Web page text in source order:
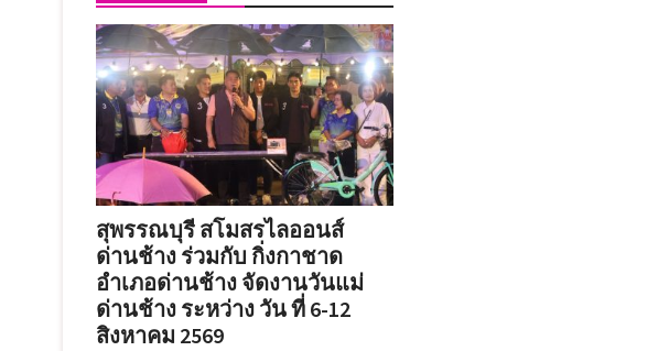
สุพรรณบุรี สโมสรไลออนส์
ด่านช้าง ร่วมกับ กิ่งกาชาด
อำเภอด่านช้าง จัดงานวันแม่
ด่านช้าง ระหว่าง วัน ที่ 6-12
สิงหาคม 2569